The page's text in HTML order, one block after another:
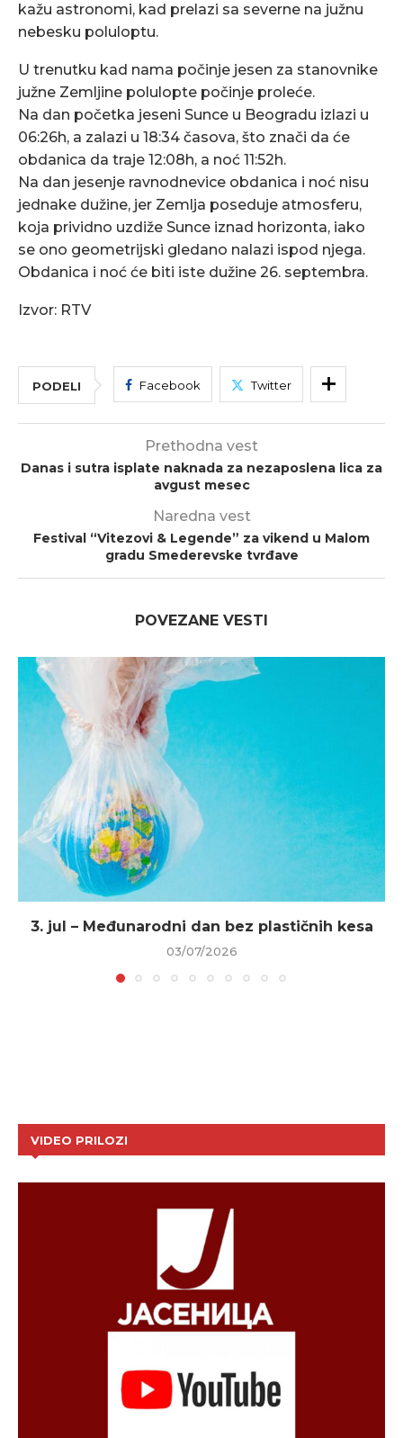
kažu astronomi, kad prelazi sa severne na južnu
nebesku poluloptu.
U trenutku kad nama počinje jesen za stanovnike
južne Zemljine polulopte počinje proleće.
Na dan početka jeseni Sunce u Beogradu izlazi u
06:26h, a zalazi u 18:34 časova, što znači da će
obdanica da traje 12:08h, a noć 11:52h.
Na dan jesenje ravnodnevice obdanica i noć nisu
jednake dužine, jer Zemlja poseduje atmosferu,
koja prividno uzdiže Sunce iznad horizonta, iako
se ono geometrijski gledano nalazi ispod njega.
Obdanica i noć će biti iste dužine 26. septembra.
Izvor: RTV
PODELI Facebook Twitter
Prethodna vest
Danas i sutra isplate naknada za nezaposlena lica za
avgust mesec
Naredna vest
Festival “Vitezovi & Legende” za vikend u Malom
gradu Smederevske tvrđave
POVEZANE VESTI
3. jul – Međunarodni dan bez plastičnih kesa
03/07/2026
VIDEO PRILOZI